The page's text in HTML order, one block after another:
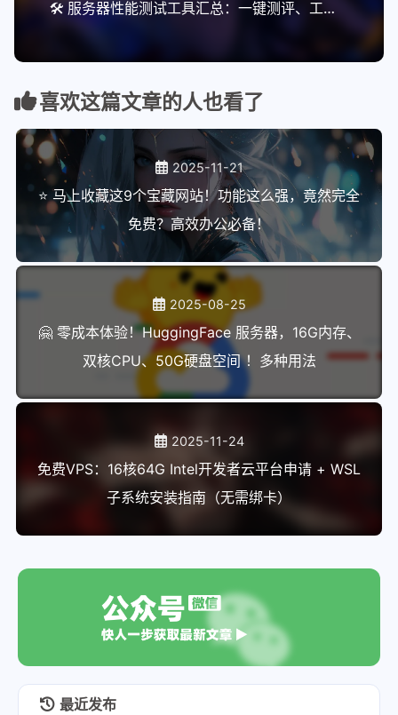
🛠️ 服务器性能测试工具汇总：一键测评、工具与部署指南
喜欢这篇文章的人也看了
2025-11-21
⭐ 马上收藏这9个宝藏网站！功能这么强，竟然完全
免费？高效办公必备！
2025-08-25
🤗 零成本体验！HuggingFace 服务器，16G内存、
双核CPU、50G硬盘空间 ！多种用法
2025-11-24
免费VPS：16核64G Intel开发者云平台申请 + WSL
子系统安装指南（无需绑卡）
最近发布